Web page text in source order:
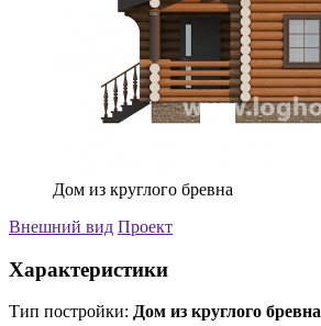
Дом из круглого бревна
Внешний вид Проект
Характеристики
Тип постройки: Дом из круглого бревна